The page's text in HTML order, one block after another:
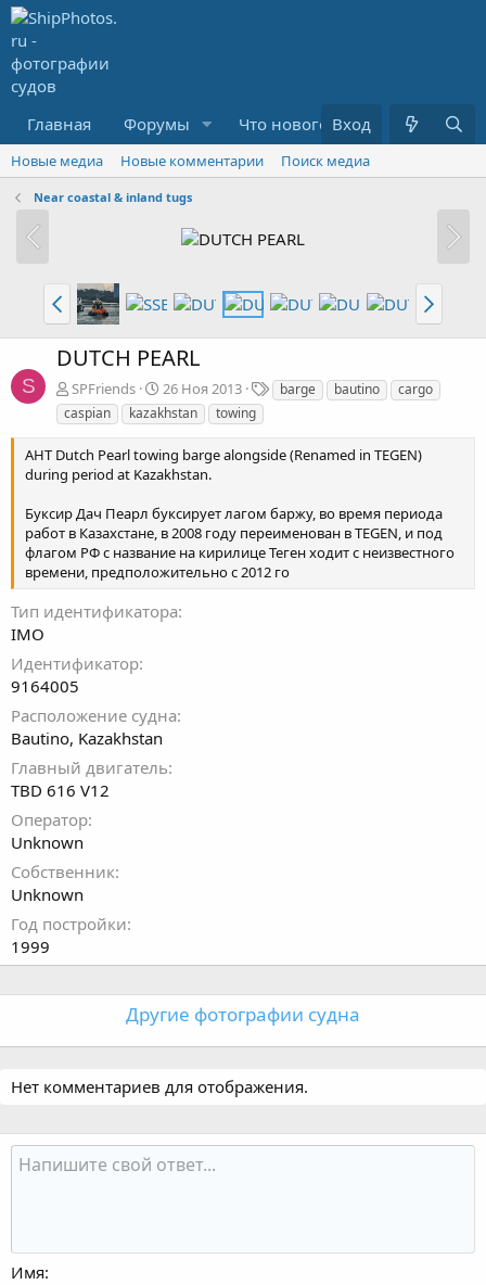
Главная Форумы Что нового? Медиа
Вход
Новые медиа Новые комментарии Поиск медиа
Near coastal & inland tugs
S
DUTCH PEARL
SPFriends 26 Ноя 2013
Т
е
и
barge bautino
cargo
caspian
kazakhstan towing
AHT Dutch Pearl towing barge alongside (Renamed in TEGEN)
during period at Kazakhstan.
Буксир Дач Пеарл буксирует лагом баржу, во время периода
работ в Казахстане, в 2008 году переименован в TEGEN, и под
флагом РФ с название на кирилице Теген ходит с неизвестного
времени, предположительно с 2012 го
Тип идентификатора
IMO
Идентификатор
9164005
Расположение судна
Bautino, Kazakhstan
Главный двигатель
TBD 616 V12
Оператор
Unknown
Собственник
Unknown
Год постройки
1999
Другие фотографии судна
Нет комментариев для отображения.
Имя